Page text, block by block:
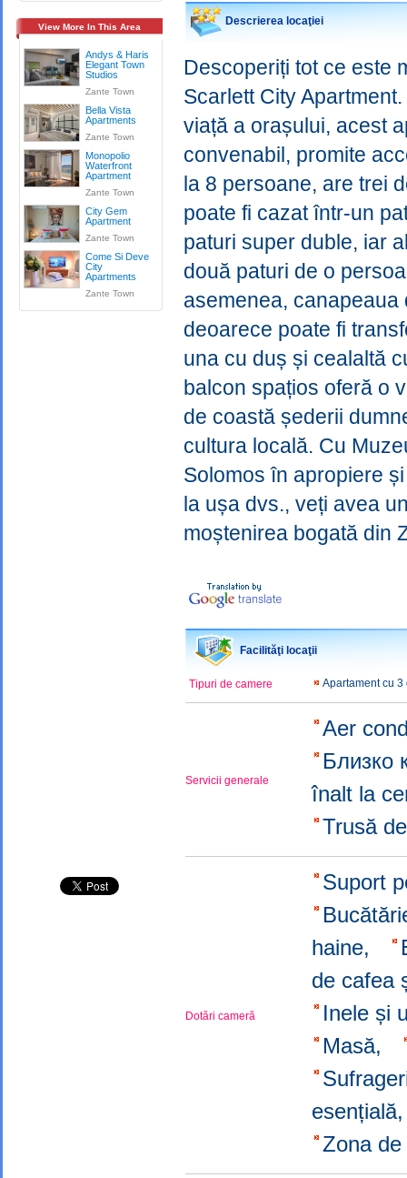
View More In This Area
Andys & Haris
Elegant Town
Studios
Zante Town
Bella Vista
Apartments
Zante Town
Monopolio
Waterfront
Apartment
Zante Town
City Gem
Apartment
Zante Town
Come Si Deve
City
Apartments
Zante Town
Descrierea locaţiei
Descoperiți tot ce este
Scarlett City
viață a orașului, acest
convenabil, promite
la 8 persoane, are trei
poate fi cazat într-un
paturi super duble, iar
două paturi de o
asemenea,
deoarece poate fi
una cu duș și cealaltă
balcon spațios oferă o
de coastă șederii
cultura locală. Cu
Solomos în apropiere
la ușa dvs., veți avea
moștenirea bogată din
Facilităţi locaţii
Tipuri de camere Apartament cu
Servicii generale
Aer
Близко
înalt la
Trusă
Dotări cameră
Suport
haine,
de
Inele și
Masă,
Zona